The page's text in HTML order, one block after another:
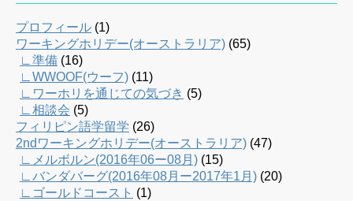
プロフィール (1)
ワーキングホリデー(オーストラリア) (65)
∟準備 (16)
∟WWOOF(ウーフ) (11)
∟ワーホリを通じての気づき (5)
∟相談会 (5)
フィリピン語学留学 (26)
2ndワーキングホリデー(オーストラリア) (47)
∟メルボルン(2016年06ー08月) (15)
∟バンダバーグ(2016年08月ー2017年1月) (20)
∟ゴールドコースト (1)